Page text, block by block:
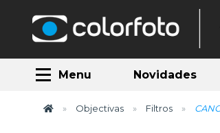
Menu Novidades
Objectivas Filtros